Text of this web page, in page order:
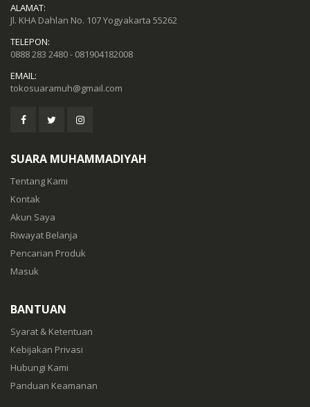
ALAMAT:
Jl. KHA Dahlan No. 107 Yogyakarta 55262
TELEPON:
0888 283 2480 - 081904182008
EMAIL:
tokosuaramuh@gmail.com
SUARA MUHAMMADIYAH
Tentang Kami
Kontak
Akun Saya
Riwayat Belanja
Pencarian Produk
Masuk
BANTUAN
Syarat & Ketentuan
Kebijakan Privasi
Hubungi Kami
Panduan Keamanan